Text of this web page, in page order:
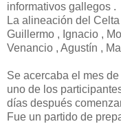
informativos gallegos .
La alineación del
Guillermo , Ignacio ,
Venancio , Agustín ,
Se acercaba el mes
uno de los
días después
Fue un partido de